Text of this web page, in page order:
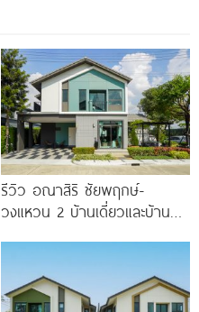
รีวิว อณาสิริ ชัยพฤกษ์-
วงแหวน 2 บ้านเดี่ยวและบ้าน
บางกรวย-ไทรน้อย เริ่ม 4.59
ล้าน*